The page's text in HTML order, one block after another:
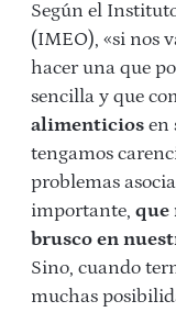
Según el
(IMEO), «si nos
hacer una que
sencilla y que
alimenticios en
tengamos
problemas
importante, que
brusco en
Sino, cuando
muchas